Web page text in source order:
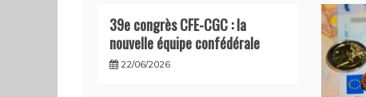
39e congrès CFE-CGC : la
nouvelle équipe confédérale
22/06/2026